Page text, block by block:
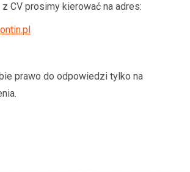
CV prosimy kierować na adres:
prawo do odpowiedzi tylko na